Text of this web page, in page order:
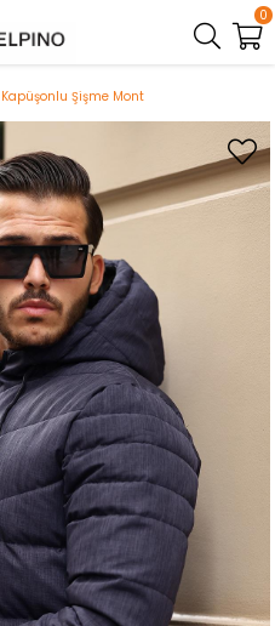
0
Kapüşonlu Şişme Mont